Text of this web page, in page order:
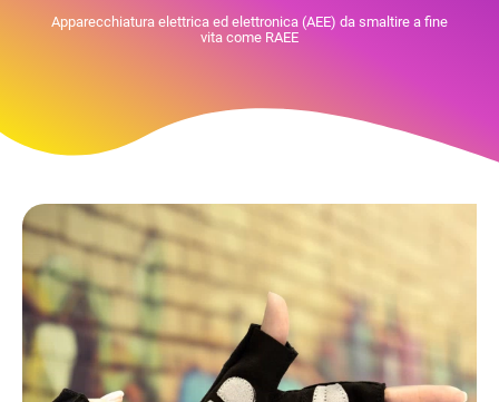
Apparecchiatura elettrica ed elettronica (AEE) da smaltire a fine
vita come RAEE